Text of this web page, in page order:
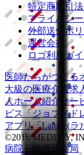
特定商取引
プライバシ
外部送信ポ
運営会社
ロゴ利用ガ
医師たちがつくる
大級の医療介護求
人ホーム紹介サー
ビス 「ジョブメド
アプリ「Lalune(ラ
©2016 MEDLEY,
病院・診療所
薬局